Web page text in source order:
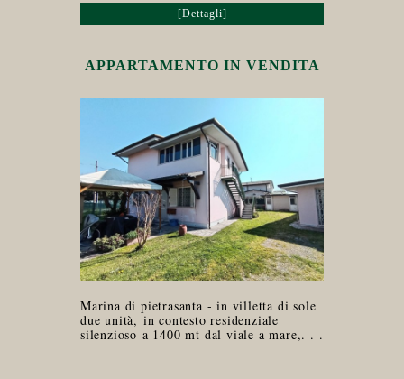
[Dettagli]
APPARTAMENTO IN VENDITA
Marina di pietrasanta - in villetta di sole
due unità, in contesto residenziale
silenzioso a 1400 mt dal viale a mare,. . .